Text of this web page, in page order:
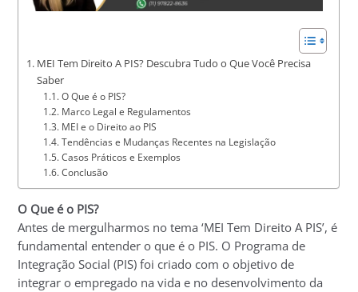
MEI Tem Direito A PIS? Descubra Tudo o Que Você Precisa
Saber
O Que é o PIS?
Marco Legal e Regulamentos
MEI e o Direito ao PIS
Tendências e Mudanças Recentes na Legislação
Casos Práticos e Exemplos
Conclusão
O Que é o PIS?
Antes de mergulharmos no tema ‘MEI Tem Direito A PIS’, é
fundamental entender o que é o PIS. O Programa de
Integração Social (PIS) foi criado com o objetivo de
integrar o empregado na vida e no desenvolvimento da